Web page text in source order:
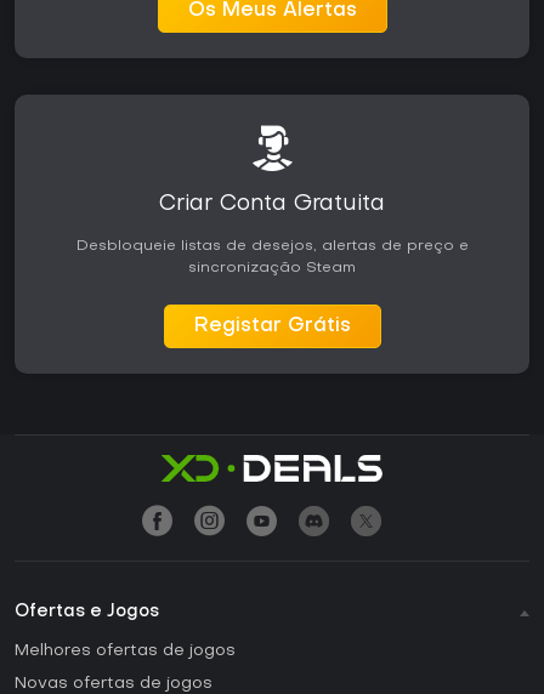
Os Meus Alertas
Criar Conta Gratuita
Desbloqueie listas de desejos, alertas de preço e
sincronização Steam
Registar Grátis
Ofertas e Jogos
Melhores ofertas de jogos
Novas ofertas de jogos